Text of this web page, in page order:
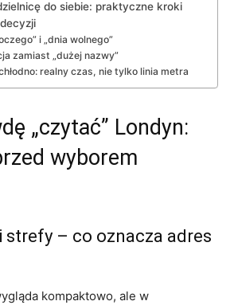
do siebie: praktyczne kroki
i „dnia wolnego”
zamiast „dużej nazwy”
realny czas, nie tylko linia metra
„czytać” Londyn:
wyborem
strefy – co oznacza adres
kompaktowo, ale w